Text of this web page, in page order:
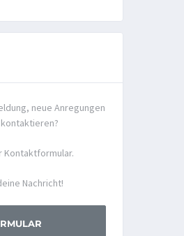
neue Anregungen
Kontaktformular.
Nachricht!